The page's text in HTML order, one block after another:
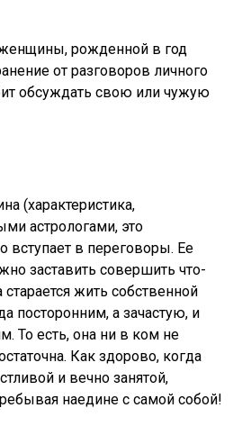
рожденной в год
от разговоров личного
обсуждать свою или чужую
(характеристика,
астрологами, это
вступает в переговоры. Ее
заставить совершить что-
жить собственной
посторонним, а зачастую, и
То есть, она ни в ком не
Как здорово, когда
и вечно занятой,
наедине с самой собой!